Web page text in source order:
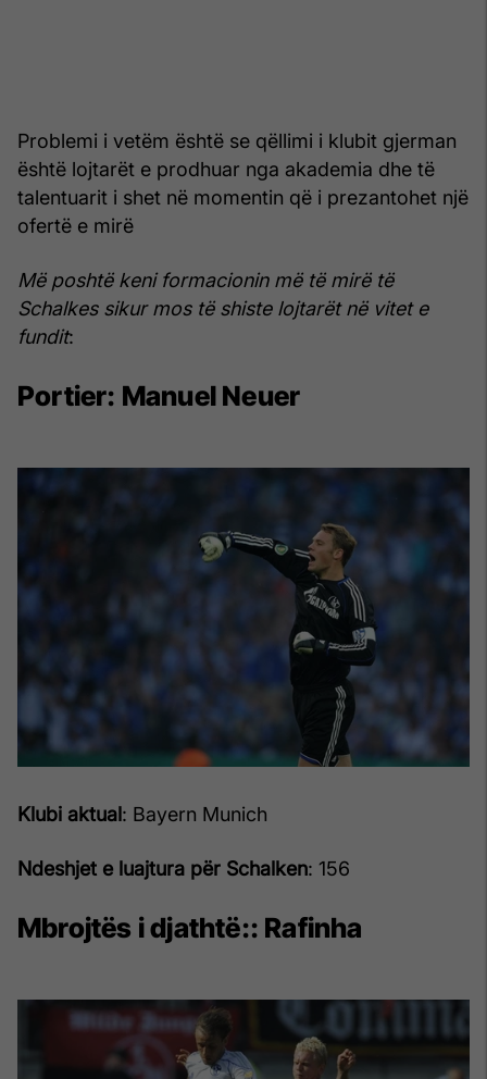
Problemi i vetëm është se qëllimi i klubit gjerman
është lojtarët e prodhuar nga akademia dhe të
talentuarit i shet në momentin që i prezantohet një
ofertë e mirë
Më poshtë keni formacionin më të mirë të
Schalkes sikur mos të shiste lojtarët në vitet e
fundit:
Portier: Manuel Neuer
Klubi aktual: Bayern Munich
Ndeshjet e luajtura për Schalken: 156
Mbrojtës i djathtë:: Rafinha